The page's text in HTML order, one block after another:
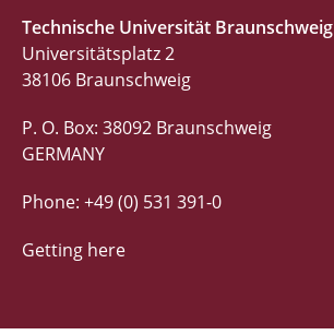
Technische Universität Braunschweig
Universitätsplatz 2
38106 Braunschweig
P. O. Box: 38092 Braunschweig
GERMANY
Phone: +49 (0) 531 391-0
Getting here